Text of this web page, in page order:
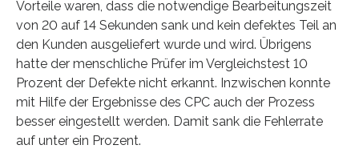
Vorteile waren, dass die notwendige Bearbeitungszeit
von 20 auf 14 Sekunden sank und kein defektes Teil an
den Kunden ausgeliefert wurde und wird. Übrigens
hatte der menschliche Prüfer im Vergleichstest 10
Prozent der Defekte nicht erkannt. Inzwischen konnte
mit Hilfe der Ergebnisse des CPC auch der Prozess
besser eingestellt werden. Damit sank die Fehlerrate
auf unter ein Prozent.